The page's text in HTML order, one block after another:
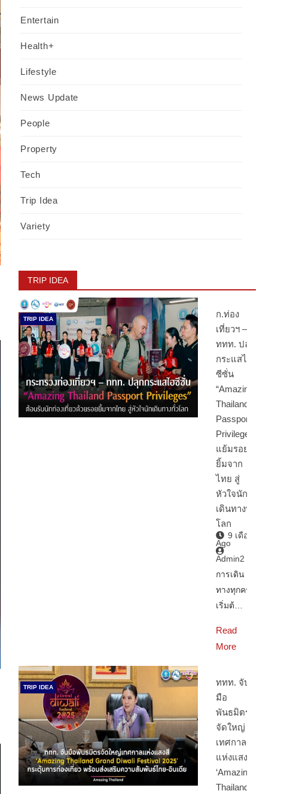
Entertain
Health+
Lifestyle
News Update
People
Property
Tech
Trip Idea
Variety
TRIP IDEA
TRIP IDEA
ก.ท่อง
เที่ยวฯ –
ททท. ปลุก
กระแสไฮ
ซีซั่น
“Amazing
Thailand
Passport
Privileges”
แย้มรอย
ยิ้มจาก
ไทย สู่
หัวใจนัก
เดินทางทั่ว
โลก
9 เดือน
Ago
Admin2
การเดิน
ทางทุกครั้ง
เริ่มต้…
Read
More
TRIP IDEA
ททท. จับ
มือ
พันธมิตร
จัดใหญ่
เทศกาล
แห่งแสงสี
‘Amazing
Thailand